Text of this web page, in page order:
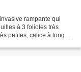
rampante qui
à 3 folioles très
petites, calice à longue